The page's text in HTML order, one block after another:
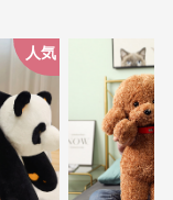
人気